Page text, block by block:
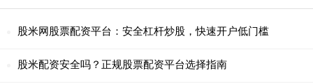
股米网股票配资平台：安全杠杆炒股，快速开户低门槛
股米配资安全吗？正规股票配资平台选择指南